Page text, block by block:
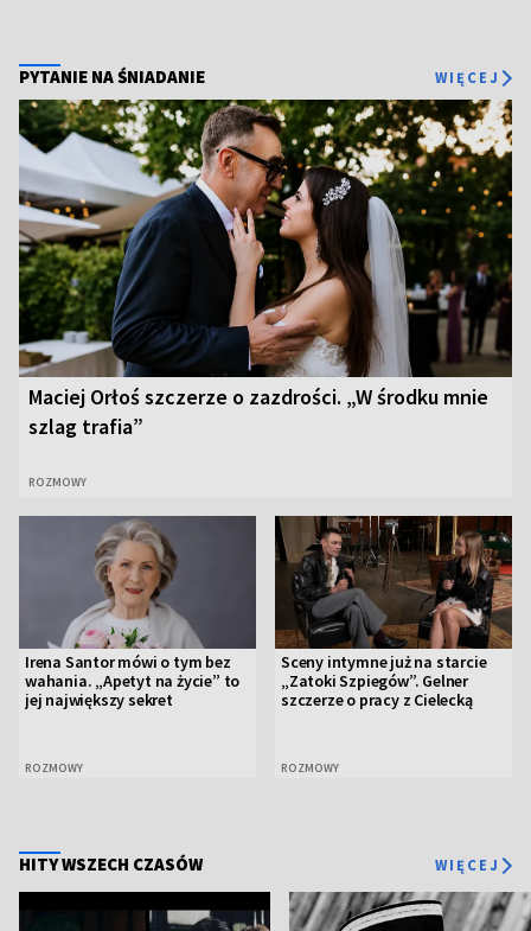
PYTANIE NA ŚNIADANIE WIĘCEJ
Maciej Orłoś szczerze o zazdrości. „W środku mnie
szlag trafia”
ROZMOWY
Irena Santor mówi o tym bez
wahania. „Apetyt na życie” to
jej największy sekret
ROZMOWY
Sceny intymne już na starcie
„Zatoki Szpiegów”. Gelner
szczerze o pracy z Cielecką
ROZMOWY
HITY WSZECH CZASÓW WIĘCEJ